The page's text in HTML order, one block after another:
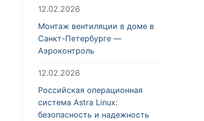
12.02.2026
Монтаж вентиляции в доме в
Санкт-Петербурге —
Аэроконтроль
12.02.2026
Российская операционная
система Astra Linux:
безопасность и надежность